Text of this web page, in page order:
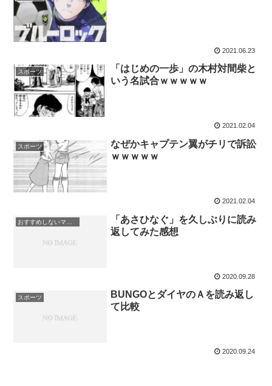
2021.06.23
スポーツ
「はじめの一歩」の木村対間柴と
いう名試合ｗｗｗｗｗ
2021.02.04
スポーツ
なぜかキャプテン翼がチリで訴訟
ｗｗｗｗｗ
2021.02.04
「あさひなぐ」を久しぶりに読み
返してみた感想
2020.09.28
スポーツ
BUNGOとダイヤのＡを読み返し
て比較
2020.09.24